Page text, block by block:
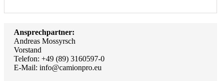
Ansprechpartner:
Andreas Mossyrsch
Vorstand
Telefon: +49 (89) 3160597-0
E-Mail: info@camionpro.eu